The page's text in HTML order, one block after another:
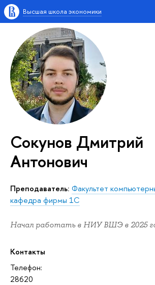
Высшая школа экономики
Сокунов Дмитрий
Антонович
Преподаватель: Факультет
кафедра фирмы 1С
Начал работать в НИУ ВШЭ в 2025
Контакты
Телефон:
28620